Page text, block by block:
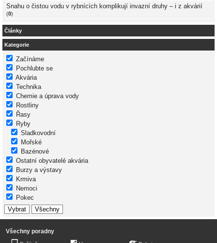
Snahu o čistou vodu v rybnících komplikují invazní druhy – i z akvárií
(0)
Články
Kategorie
Začínáme
Pochlubte se
Akvária
Technika
Chemie a úprava vody
Rostliny
Řasy
Ryby
Sladkovodní
Mořské
Bazénové
Ostatní obyvatelé akvária
Burzy a výstavy
Krmiva
Nemoci
Pokec
Všechny poradny